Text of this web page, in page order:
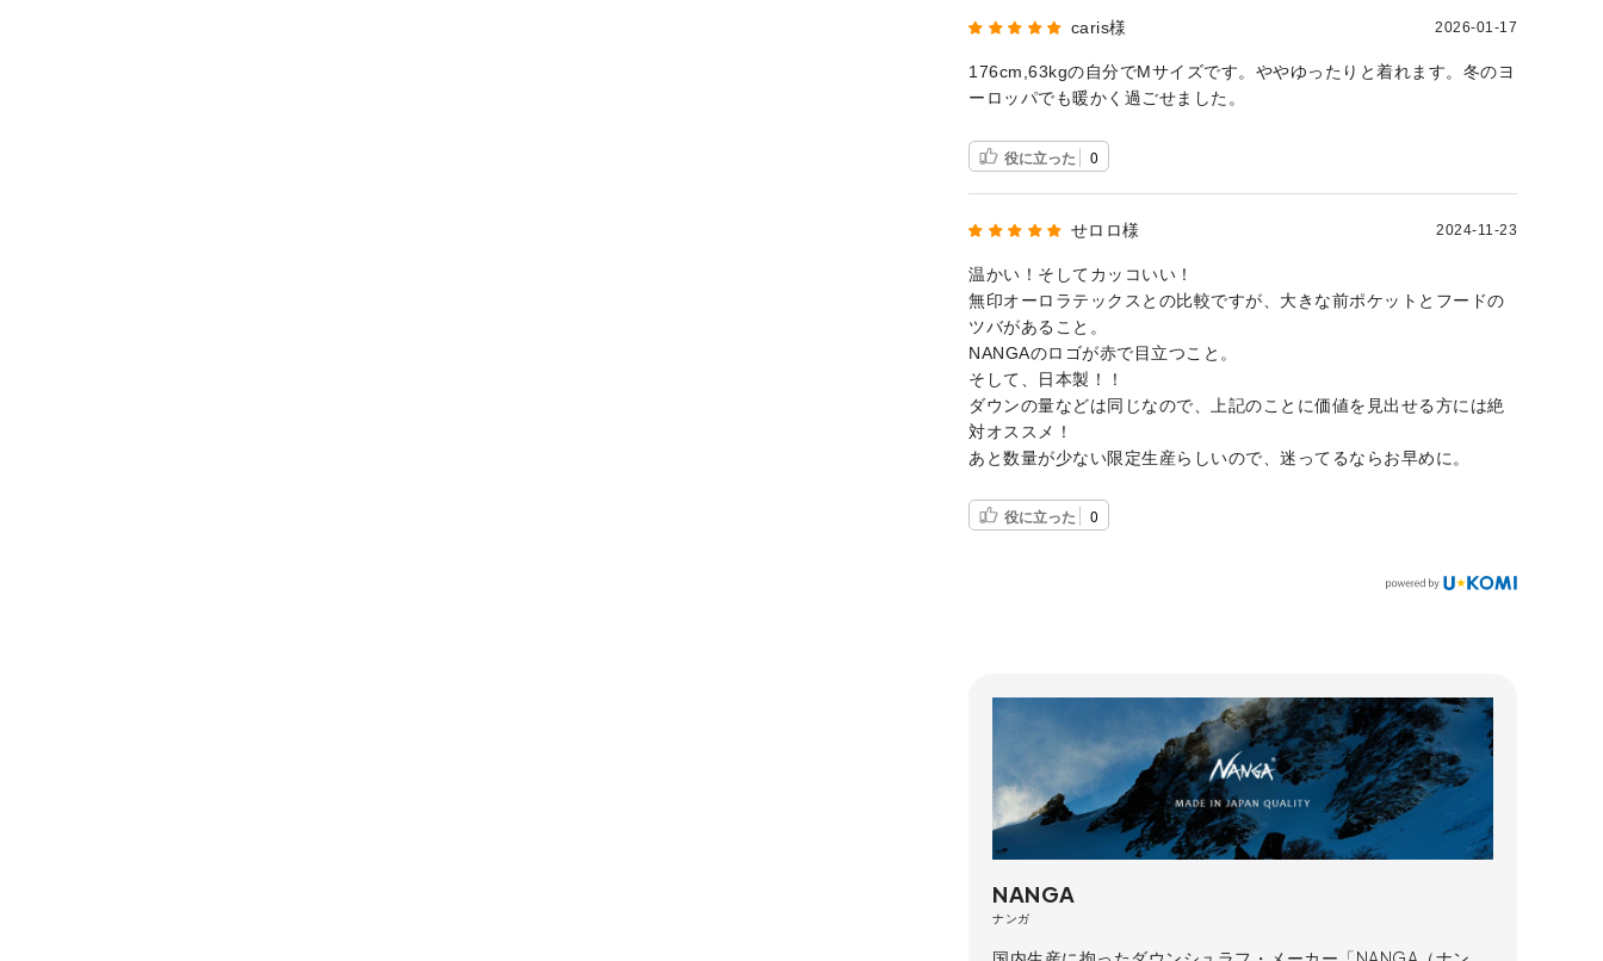
caris様 2026-01-17
176cm,63kgの自分でMサイズです。ややゆったりと着れます。冬のヨ
ーロッパでも暖かく過ごせました。
役に立った 0
せロロ様 2024-11-23
温かい！そしてカッコいい！
無印オーロラテックスとの比較ですが、大きな前ポケットとフードの
ツバがあること。
NANGAのロゴが赤で目立つこと。
そして、日本製！！
ダウンの量などは同じなので、上記のことに価値を見出せる方には絶
対オススメ！
あと数量が少ない限定生産らしいので、迷ってるならお早めに。
役に立った 0
NANGA
ナンガ